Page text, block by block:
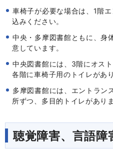
車椅子が必要な場合は、1階
込みください。
中央・多摩図書館ともに、身
意しています。
中央図書館には、3階にオス
各階に車椅子用のトイレがあ
多摩図書館には、エントラン
所ずつ、多目的トイレがありま
聴覚障害、言語障